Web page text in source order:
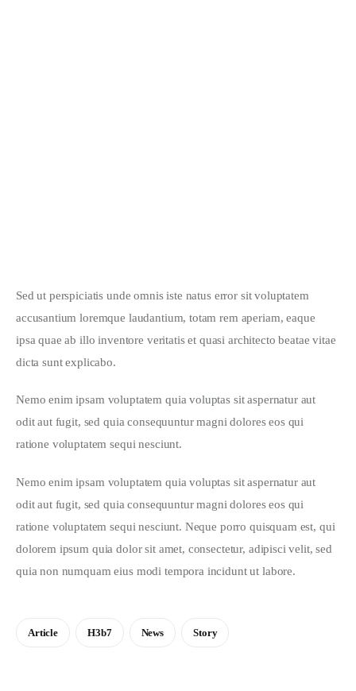
Sed ut perspiciatis unde omnis iste natus error sit voluptatem
accusantium loremque laudantium, totam rem aperiam, eaque
ipsa quae ab illo inventore veritatis et quasi architecto beatae vitae
dicta sunt explicabo.
Nemo enim ipsam voluptatem quia voluptas sit aspernatur aut
odit aut fugit, sed quia consequuntur magni dolores eos qui
ratione voluptatem sequi nesciunt.
Nemo enim ipsam voluptatem quia voluptas sit aspernatur aut
odit aut fugit, sed quia consequuntur magni dolores eos qui
ratione voluptatem sequi nesciunt. Neque porro quisquam est, qui
dolorem ipsum quia dolor sit amet, consectetur, adipisci velit, sed
quia non numquam eius modi tempora incidunt ut labore.
Article H3b7 News Story